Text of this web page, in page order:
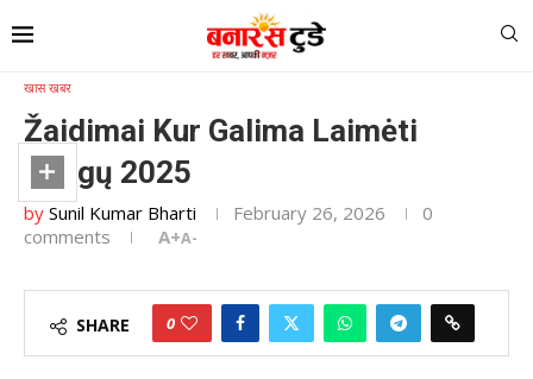
Home Žaidimai Kur Galima Laimėti Pinigų 2025
खास खबर
Žaidimai Kur Galima Laimėti
Pinigų 2025
by Sunil Kumar Bharti February 26, 2026
0
comments
A+A-
SHARE 0